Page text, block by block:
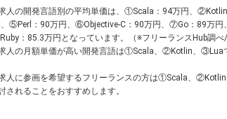
人の開発言語別の平均単価は、①Scala ：94万円、②Kotlin
、⑤Perl ：90万円、⑥Objective-C：90万円、⑦Go：89万
Ruby：85.3万円となっています。（※フリーランスHub調
人の月額単価が高い開発言語は①Scala、②Kotlin、③Lua
人に参画を希望するフリーランスの方は①Scala、②Kotlin
れることをおすすめします。